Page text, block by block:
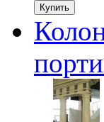
Купить